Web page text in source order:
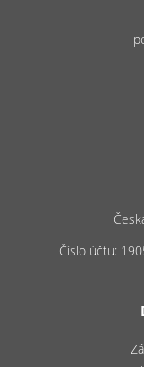
Číslo účtu: